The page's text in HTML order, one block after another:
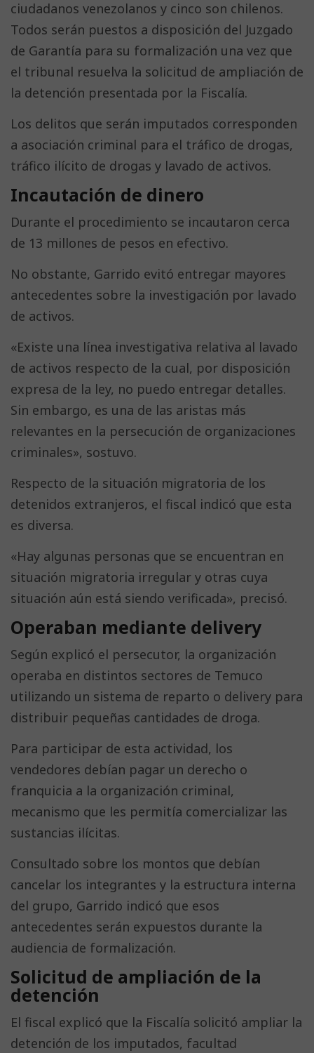
ciudadanos venezolanos y cinco son chilenos.
Todos serán puestos a disposición del Juzgado
de Garantía para su formalización una vez que
el tribunal resuelva la solicitud de ampliación de
la detención presentada por la Fiscalía.
Los delitos que serán imputados corresponden
a asociación criminal para el tráfico de drogas,
tráfico ilícito de drogas y lavado de activos.
Incautación de dinero
Durante el procedimiento se incautaron cerca
de 13 millones de pesos en efectivo.
No obstante, Garrido evitó entregar mayores
antecedentes sobre la investigación por lavado
de activos.
«Existe una línea investigativa relativa al lavado
de activos respecto de la cual, por disposición
expresa de la ley, no puedo entregar detalles.
Sin embargo, es una de las aristas más
relevantes en la persecución de organizaciones
criminales», sostuvo.
Respecto de la situación migratoria de los
detenidos extranjeros, el fiscal indicó que esta
es diversa.
«Hay algunas personas que se encuentran en
situación migratoria irregular y otras cuya
situación aún está siendo verificada», precisó.
Operaban mediante delivery
Según explicó el persecutor, la organización
operaba en distintos sectores de Temuco
utilizando un sistema de reparto o delivery para
distribuir pequeñas cantidades de droga.
Para participar de esta actividad, los
vendedores debían pagar un derecho o
franquicia a la organización criminal,
mecanismo que les permitía comercializar las
sustancias ilícitas.
Consultado sobre los montos que debían
cancelar los integrantes y la estructura interna
del grupo, Garrido indicó que esos
antecedentes serán expuestos durante la
audiencia de formalización.
Solicitud de ampliación de la
detención
El fiscal explicó que la Fiscalía solicitó ampliar la
detención de los imputados, facultad